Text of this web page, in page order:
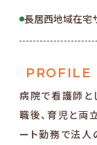
長居西地域在宅
PROFILE
病院で看護師と
職後、育児と両
ート勤務で法人